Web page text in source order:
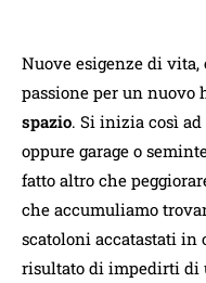
Nuove esigenze di
passione per un nuovo
spazio. Si inizia così
oppure garage o
fatto altro che
che accumuliamo
scatoloni accatastati in
risultato di impedirti di